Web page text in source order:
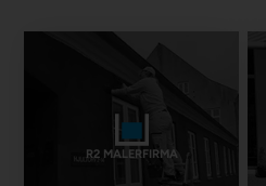
R2 MALERFIRMA